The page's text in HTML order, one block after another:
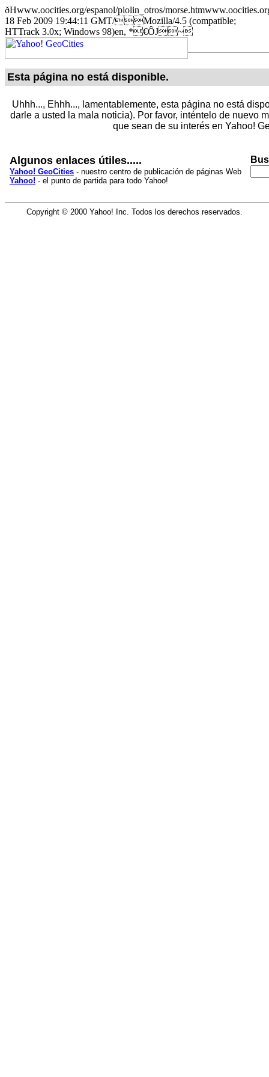
ðHwww.oocities.org/espanol/piolin_otros/
18 Feb 2009 19:44:11 GMT/Mozilla/4.5 (compatible;
HTTrack 3.0x; Windows 98)en, *€ÔJ~
Esta página no está disponible.
Uhhh..., Ehhh..., lamentablemente, esta página no está
darle a usted la mala noticia). Por favor, inténtelo de nuevo
que sean de su interés en Yahoo!
Algunos enlaces útiles.....
Yahoo! GeoCities - nuestro centro de publicación de páginas Web
Yahoo! - el punto de partida para todo Yahoo!
Copyright © 2000 Yahoo! Inc. Todos los derechos reservados.